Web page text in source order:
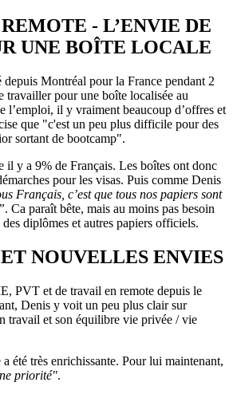
REMOTE - L’ENVIE DE
UNE BOÎTE LOCALE
Montréal pour la France pendant 2
travailler pour une boîte localisée au
l’emploi, il y vraiment beaucoup d’offres et
que "c'est un peu plus difficile pour des
sortant de bootcamp".
il y a 9% de Français. Les boîtes ont donc
pour les visas. Puis comme Denis
Français, c’est que tous nos papiers sont
. Ca paraît bête, mais au moins pas besoin
diplômes et autres papiers officiels.
NOUVELLES ENVIES
PVT et de travail en remote depuis le
Denis y voit un peu plus clair sur
travail et son équilibre vie privée / vie
été très enrichissante. Pour lui maintenant,
priorité".